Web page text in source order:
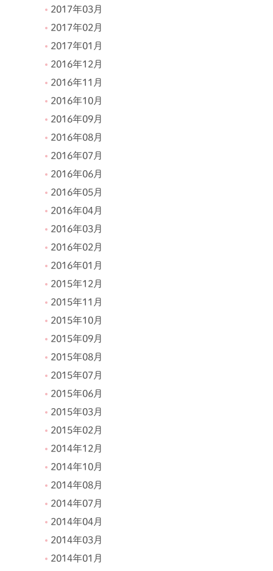
2017年03月
2017年02月
2017年01月
2016年12月
2016年11月
2016年10月
2016年09月
2016年08月
2016年07月
2016年06月
2016年05月
2016年04月
2016年03月
2016年02月
2016年01月
2015年12月
2015年11月
2015年10月
2015年09月
2015年08月
2015年07月
2015年06月
2015年03月
2015年02月
2014年12月
2014年10月
2014年08月
2014年07月
2014年04月
2014年03月
2014年01月